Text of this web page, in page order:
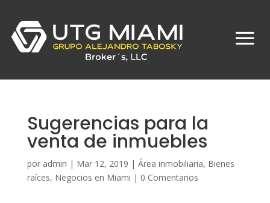
Sugerencias para la
venta de inmuebles
por admin | Mar 12, 2019 | Área inmobiliaria, Bienes
raíces, Negocios en Miami | 0 Comentarios